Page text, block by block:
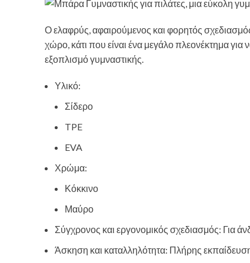
Ο ελαφρύς, αφαιρούμενος και φορητός
χώρο, κάτι που είναι ένα μεγάλο πλεονέκτημα
εξοπλισμό γυμναστικής.
Υλικό:
Σίδερο
TPE
EVA
Χρώμα:
Κόκκινο
Μαύρο
Σύγχρονος και εργονομικός σχεδιασμός: Για
Άσκηση και καταλληλότητα: Πλήρης